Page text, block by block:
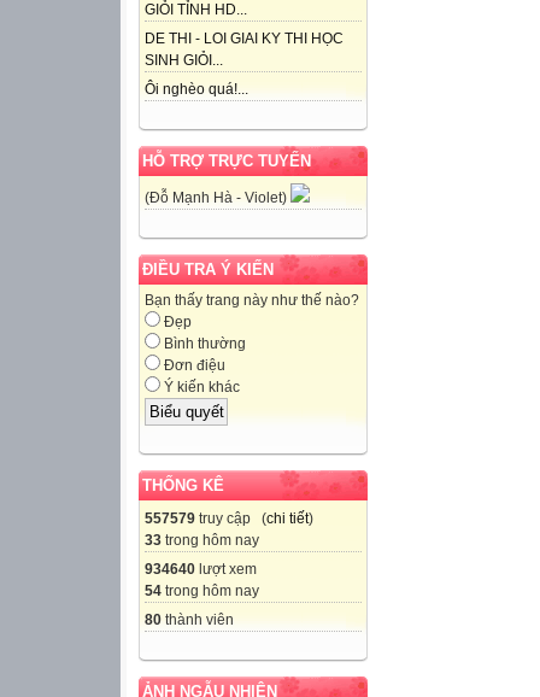
GIỎI TỈNH HD...
DE THI - LOI GIAI KY THI HỌC
SINH GIỎI...
Ôi nghèo quá!...
HỖ TRỢ TRỰC TUYẾN
(Đỗ Mạnh Hà - Violet)
ĐIỀU TRA Ý KIẾN
Bạn thấy trang này như thế nào?
Đẹp
Bình thường
Đơn điệu
Ý kiến khác
THỐNG KÊ
557579 truy cập (chi tiết)
33 trong hôm nay
934640 lượt xem
54 trong hôm nay
80 thành viên
ẢNH NGẪU NHIÊN